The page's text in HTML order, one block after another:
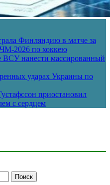
Финляндию в матче за
ЧМ-2026 по хоккею
ВСУ нанести массированный
ударах Украины по
приостановил
с сердцем